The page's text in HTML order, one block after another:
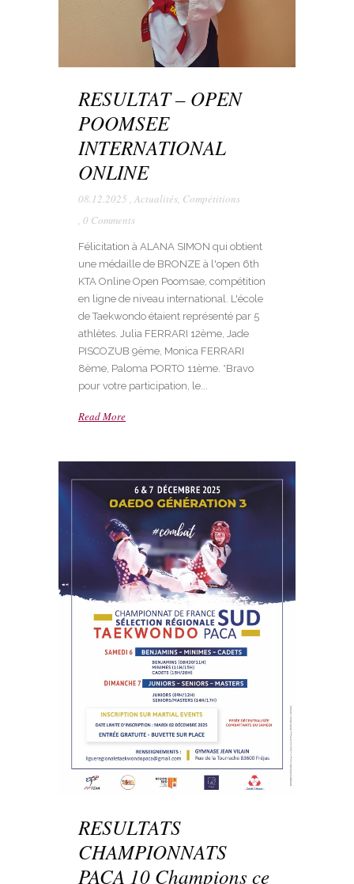
RESULTAT – OPEN
POOMSEE
INTERNATIONAL
ONLINE
08.12.2025 , Actualités, Compétitions
, 0 Comments
Félicitation à ALANA SIMON qui obtient
une médaille de BRONZE à l'open 6th
KTA Online Open Poomsae, compétition
en ligne de niveau international. L'école
de Taekwondo étaient représenté par 5
athlètes. Julia FERRARI 12ème, Jade
PISCOZUB 9ème, Monica FERRARI
8ème, Paloma PORTO 11ème. *Bravo
pour votre participation, le...
Read More
RESULTATS
CHAMPIONNATS
PACA 10 Champions ce